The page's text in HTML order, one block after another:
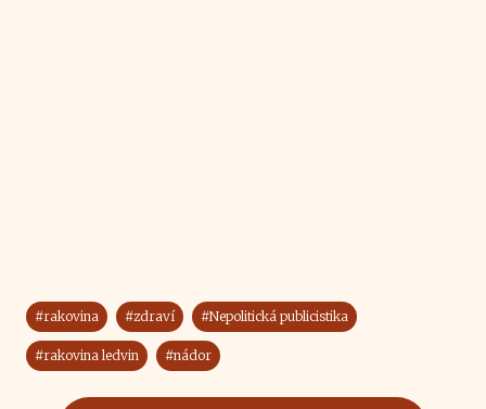
#rakovina #zdraví #Nepolitická publicistika
#rakovina ledvin #nádor